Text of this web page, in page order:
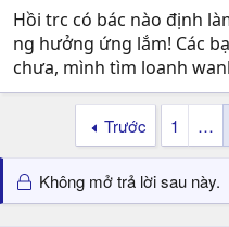
Hồi trc có bác nào định
ng hưởng ứng lắm! Các
chưa, mình tìm loanh
Trước 1 …
Không mở trả lời sau này.